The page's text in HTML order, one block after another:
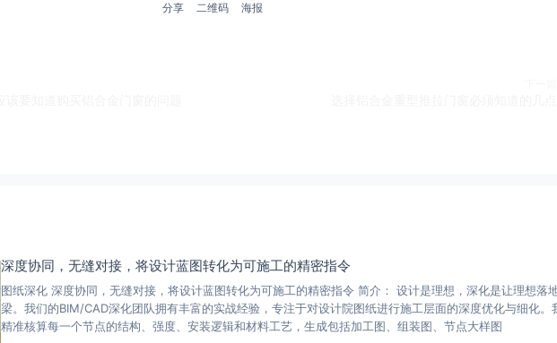
分享 二维码 海报
深度协同，无缝对接，将设计蓝图转化为可施工的精密指令
图纸深化 深度协同，无缝对接，将设计蓝图转化为可施工的精密指令 简介： 设计是理想，深化是让理想落
梁。我们的BIM/CAD深化团队拥有丰富的实战经验，专注于对设计院图纸进行施工层面的深度优化与细化。
精准核算每一个节点的结构、强度、安装逻辑和材料工艺，生成包括加工图、组装图、节点大样图